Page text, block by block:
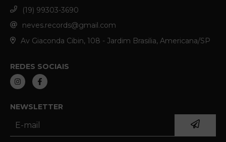
(19) 99303-3690
neves.records@gmail.com
Av Giaconda Cibin, 108 - Jardim Brasilia, Americana/SP
REDES SOCIAIS
NEWSLETTER